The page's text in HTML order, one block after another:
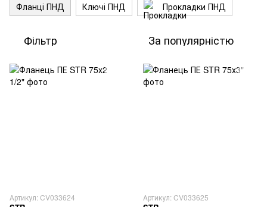
Фланці ПНД
Ключі ПНД Прокладки ПНД
Фільтр За популярністю
Артикул: CV033624 Артикул: CV033625